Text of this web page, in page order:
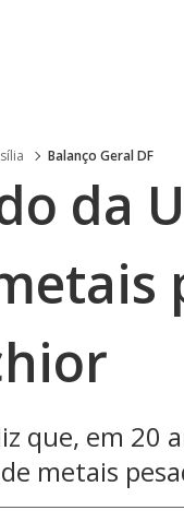
Balanço Geral DF
da
que, em
metais